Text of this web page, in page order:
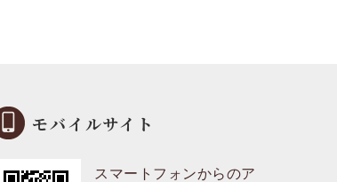
モバイルサイト
スマートフォンからのア